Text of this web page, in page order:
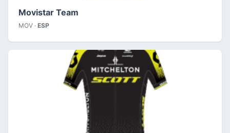
Movistar Team
MOV · ESP